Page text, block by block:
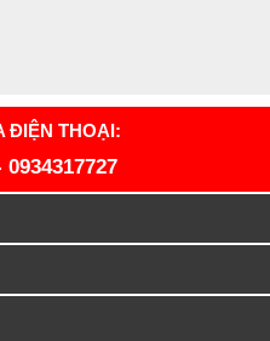
ĐIỆN THOẠI:
0934317727